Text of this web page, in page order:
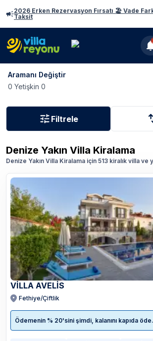
2026 Erken Rezervasyon Fırsatı 🏖️ Vade
Taksit
Aramanı Değiştir
0 Yetişkin 0
Filtrele
Denize Yakın Villa Kiralama
Denize Yakın Villa Kiralama için 513 kiralık villa ve
VİLLA AVELİS
Fethiye/Çiftlik
Ödemenin % 20'sini şimdi, kalanını kapıda öde.